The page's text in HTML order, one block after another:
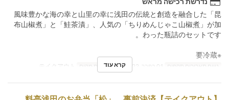
風味豊かな海の幸と山里の幸に浅田の伝統と創造を融合した「昆
布山椒煮」と「鮭茶漬」、人気の「ちりめんじゃこ山椒煮」が加
わった瓶詰のセットです。
※要冷蔵
טווח תאריכים תקפים קטגוריית מקוםקרא עוד